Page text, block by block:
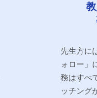
先生方に
ォロー」
務はすべ
ッチング